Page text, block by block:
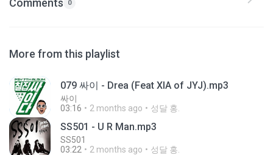
0
More from this playlist
079 싸이 - Drea (Feat XIA of JYJ).mp3
싸이
03:16
2 months ago 성달 홍.
SS501 - U R Man.mp3
SS501
03:22
2 months ago 성달 홍.